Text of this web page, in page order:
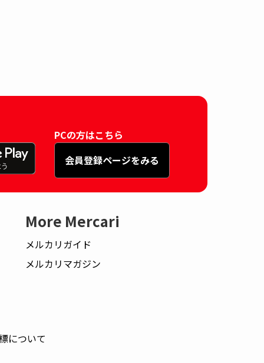
PCの方はこちら
会員登録ページをみる
More Mercari
メルカリガイド
メルカリマガジン
について